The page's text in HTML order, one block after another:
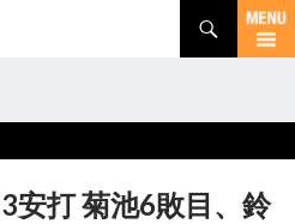
安打 菊池6敗目、鈴